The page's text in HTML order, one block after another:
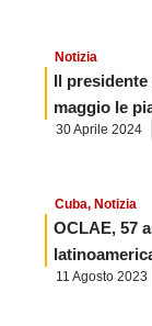
Notizia
Il
maggio le
30 Aprile 2024
Cuba, Notizia
OCLAE, 57
11 Agosto 2023